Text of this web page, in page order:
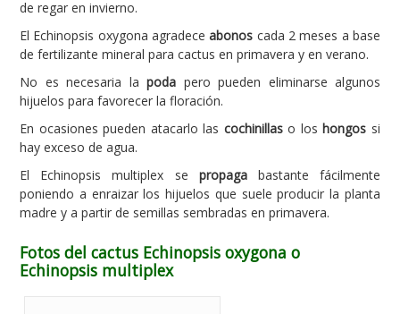
de regar en invierno.
El Echinopsis oxygona agradeceabonos cada 2 meses a base
de fertilizante mineral para cactus en primavera y en verano.
No es necesaria la poda pero pueden eliminarse algunos
hijuelos para favorecer la floración.
En ocasiones pueden atacarlo las cochinillaso loshongos si
hay exceso de agua.
El Echinopsis multiplex se propagabastante fácilmente
poniendo a enraizar los hijuelos que suele producir la planta
madre y a partir de semillas sembradas en primavera.
Fotos del cactus Echinopsis oxygona o
Echinopsis multiplex